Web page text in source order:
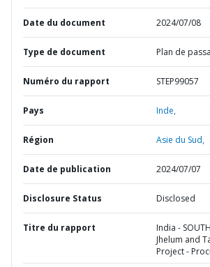
Date du document 2024/07/08
Type de document Plan de
Numéro du rapport STEP99057
Pays Inde,
Région Asie du Sud,
Date de publication 2024/07/07
Disclosure Status Disclosed
Titre du rapport
India -
Jhelum and
Project -